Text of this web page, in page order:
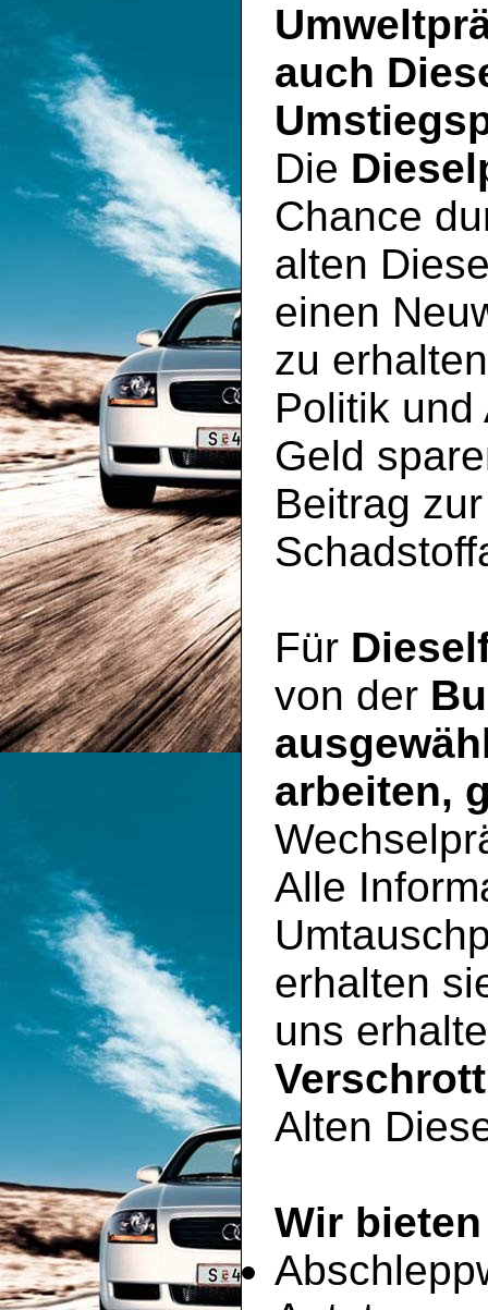
auch
Die
Chance
alten
einen
zu
Politik
Geld
Beitrag
Für
von der
arbeiten,
Alle
erhalten
uns
Alten
Wir